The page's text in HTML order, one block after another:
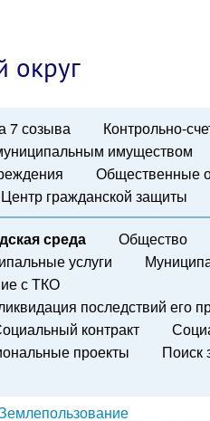
округ
7 созыва
Контрольно-
имуществом
Общественные
Центр гражданской защиты
среда Общество
услуги
с ТКО
последствий его
контракт
проекты Поиск